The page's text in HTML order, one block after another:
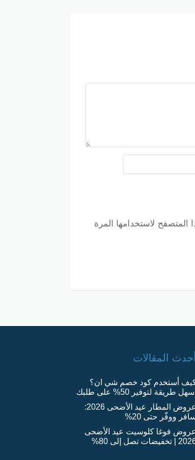
المتصفح لاستخدامها المرة
أحدث المقالات
أستخدم كود خصم شي ان؟
أسهل طريقة لتوفير 50% على طلبك
عروض المطار عيد الأضحى 2026:
ووفّر حتى 20%
عروض فوغا كلوسيت عيد الأضحى
| تخفيضات تصل إلى 80%